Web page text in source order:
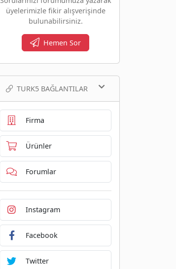
üyelerimizle fikir alışverişinde
bulunabilirsiniz.
Hemen Sor
TURK5 BAĞLANTILAR
Firma
Ürünler
Forumlar
Instagram
Facebook
Twitter